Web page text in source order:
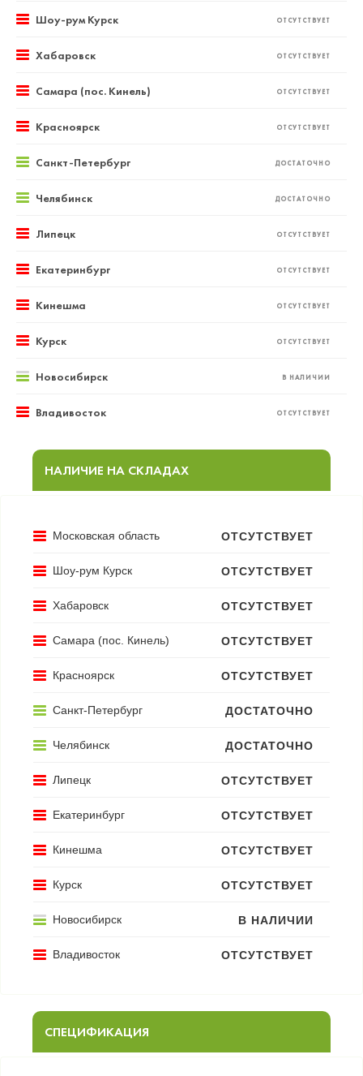
Шоу-рум Курск ОТСУТСТВУЕТ
Хабаровск ОТСУТСТВУЕТ
Самара (пос. Кинель) ОТСУТСТВУЕТ
Красноярск ОТСУТСТВУЕТ
Санкт-Петербург ДОСТАТОЧНО
Челябинск ДОСТАТОЧНО
Липецк ОТСУТСТВУЕТ
Екатеринбург ОТСУТСТВУЕТ
Кинешма ОТСУТСТВУЕТ
Курск ОТСУТСТВУЕТ
Новосибирск В НАЛИЧИИ
Владивосток ОТСУТСТВУЕТ
НАЛИЧИЕ НА СКЛАДАХ
Московская область ОТСУТСТВУЕТ
Шоу-рум Курск ОТСУТСТВУЕТ
Хабаровск ОТСУТСТВУЕТ
Самара (пос. Кинель) ОТСУТСТВУЕТ
Красноярск ОТСУТСТВУЕТ
Санкт-Петербург ДОСТАТОЧНО
Челябинск ДОСТАТОЧНО
Липецк ОТСУТСТВУЕТ
Екатеринбург ОТСУТСТВУЕТ
Кинешма ОТСУТСТВУЕТ
Курск ОТСУТСТВУЕТ
Новосибирск В НАЛИЧИИ
Владивосток ОТСУТСТВУЕТ
СПЕЦИФИКАЦИЯ